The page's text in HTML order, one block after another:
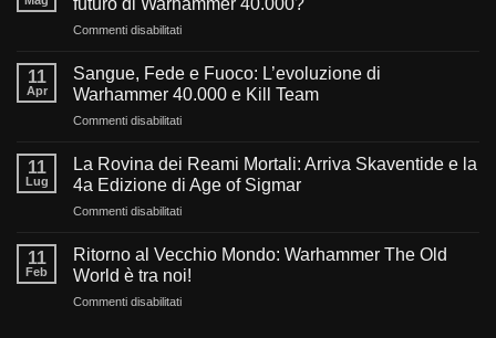
futuro di Warhammer 40.000?
Commenti disabilitatisu
l’oscurità
del
millennio:
Cosa
aspetta
nel
futuro
di
40.000?
11
Apr
Sangue, Fede e Fuoco: L’evoluzione di
Warhammer 40.000 e Kill Team
Commenti disabilitatisu
Fede
e
Fuoco:
L’evoluzione
Warhammer
40.000
Kill
11
Lug
La Rovina dei Reami Mortali: Arriva Skaventide e la
4a Edizione di Age of Sigmar
Commenti disabilitatisu
Rovina
dei
Reami
Mortali:
11
Feb
Ritorno al Vecchio Mondo: Warhammer The Old
World è tra noi!
Commenti disabilitatisu